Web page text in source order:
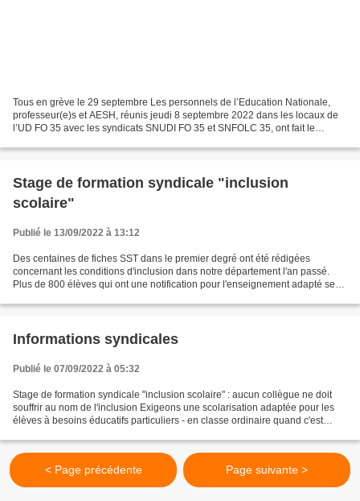
Tous en grève le 29 septembre Les personnels de l’Education Nationale,
professeur(e)s et AESH, réunis jeudi 8 septembre 2022 dans les locaux de
l’UD FO 35 avec les syndicats SNUDI FO 35 et SNFOLC 35, ont fait le
Stage de formation syndicale "inclusion
scolaire"
Publié le 13/09/2022 à 13:12
Des centaines de fiches SST dans le premier degré ont été rédigées
concernant les conditions d'inclusion dans notre département l'an passé.
Plus de 800 élèves qui ont une notification pour l'enseignement adapté se
Informations syndicales
Publié le 07/09/2022 à 05:32
Stage de formation syndicale "inclusion scolaire" : aucun collègue ne doit
souffrir au nom de l'inclusion Exigeons une scolarisation adaptée pour les
élèves à besoins éducatifs particuliers - en classe ordinaire quand c'est
< Page précédente Page suivante >